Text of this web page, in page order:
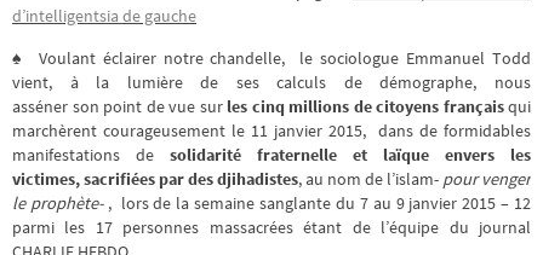
d’intelligentsia de gauche
♠ Voulant éclairer notre chandelle, le sociologue Emmanuel Todd
vient, à la lumière
de ses calculs de démographe, nous
asséner son point de vue surles cinq millions de citoyens françaisqui
marchèrent courageusement le 11 janvier 2015, dans de formidables
manifestations de solidarité fraternelle et laïque envers les
victimes, sacrifiées par des djihadistes, au nom de l’islam- pour venger
le prophète- , lors de la semaine sanglante du 7 au 9 janvier 2015 – 12
parmi les 17 personnes massacrées étant de l’équipe du journal